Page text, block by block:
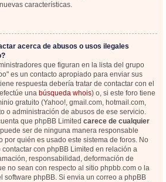
características.
acerca de abusos o usos ilegales
que figuran en la lista del grupo
es un contacto apropiado para enviar sus
respuesta debería tratar de contactar con el
una búsqueda whois) o, si este foro tiene
gratuito (Yahoo!, gmail.com, hotmail.com,
o administración de abusos de ese servicio.
que phpBB Limited carece de cualquier
ser de ninguna manera responsable
por quién es usado este sistema de foros. No
con phpBB Limited en relación a
responsabilidad, deformación de
no sean con respecto al sitio phpbb.com o la
software phpBB. Si envia un correo a phpBB